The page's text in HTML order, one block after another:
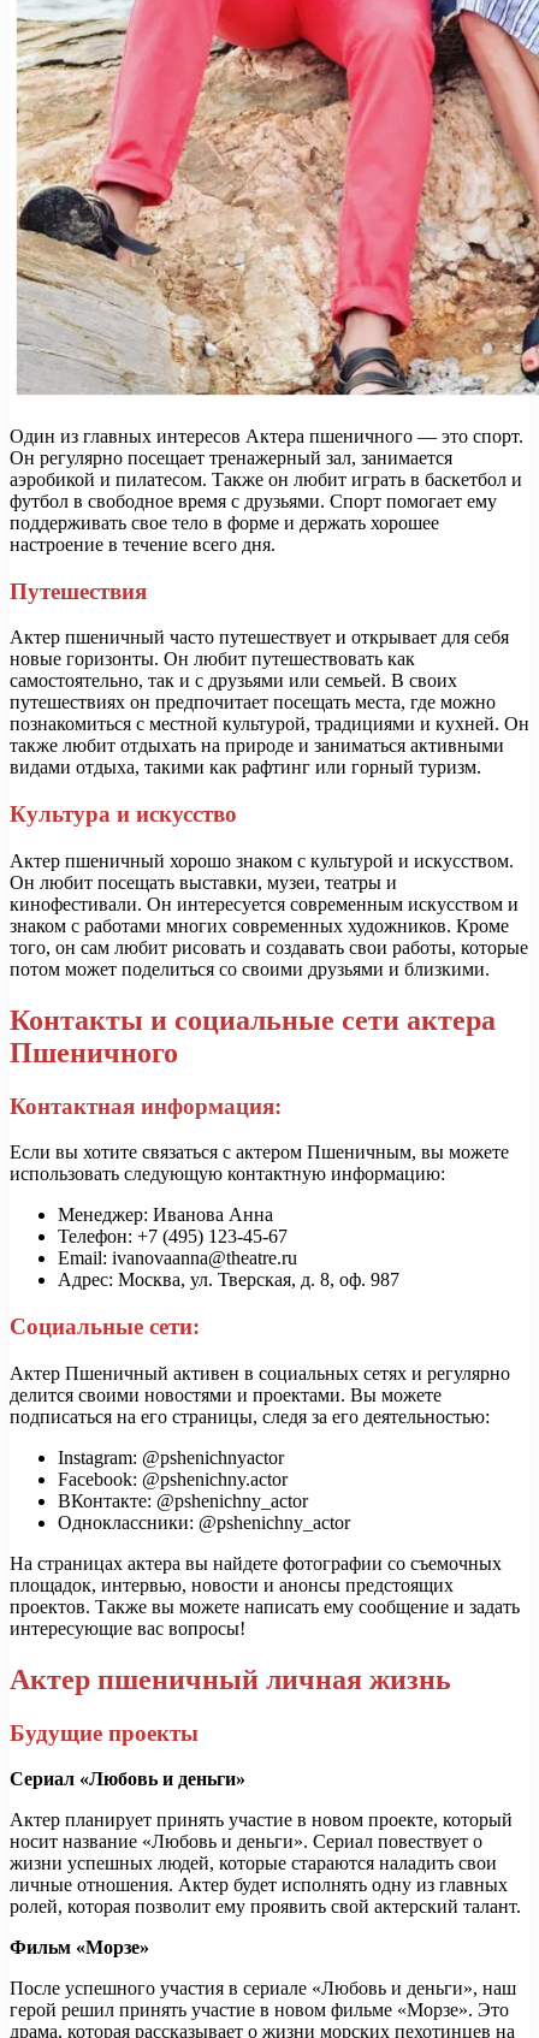
Один из главных интересов Актера пшеничного — это спорт.
Он регулярно посещает тренажерный зал, занимается
аэробикой и пилатесом. Также он любит играть в баскетбол и
футбол в свободное время с друзьями. Спорт помогает ему
поддерживать свое тело в форме и держать хорошее
настроение в течение всего дня.
Путешествия
Актер пшеничный часто путешествует и открывает для себя
новые горизонты. Он любит путешествовать как
самостоятельно, так и с друзьями или семьей. В своих
путешествиях он предпочитает посещать места, где можно
познакомиться с местной культурой, традициями и кухней. Он
также любит отдыхать на природе и заниматься активными
видами отдыха, такими как рафтинг или горный туризм.
Культура и искусство
Актер пшеничный хорошо знаком с культурой и искусством.
Он любит посещать выставки, музеи, театры и
кинофестивали. Он интересуется современным искусством и
знаком с работами многих современных художников. Кроме
того, он сам любит рисовать и создавать свои работы, которые
потом может поделиться со своими друзьями и близкими.
Контакты и социальные сети актера
Пшеничного
Контактная информация:
Если вы хотите связаться с актером Пшеничным, вы можете
использовать следующую контактную информацию:
Менеджер: Иванова Анна
Телефон: +7 (495) 123-45-67
Email: ivanovaanna@theatre.ru
Адрес: Москва, ул. Тверская, д. 8, оф. 987
Социальные сети:
Актер Пшеничный активен в социальных сетях и регулярно
делится своими новостями и проектами. Вы можете
подписаться на его страницы, следя за его деятельностью:
Instagram: @pshenichnyactor
Facebook: @pshenichny.actor
ВКонтакте: @pshenichny_actor
Одноклассники: @pshenichny_actor
На страницах актера вы найдете фотографии со съемочных
площадок, интервью, новости и анонсы предстоящих
проектов. Также вы можете написать ему сообщение и задать
интересующие вас вопросы!
Актер пшеничный личная жизнь
Будущие проекты
Сериал «Любовь и деньги»
Актер планирует принять участие в новом проекте, который
носит название «Любовь и деньги». Сериал повествует о
жизни успешных людей, которые стараются наладить свои
личные отношения. Актер будет исполнять одну из главных
ролей, которая позволит ему проявить свой актерский талант.
Фильм «Морзе»
После успешного участия в сериале «Любовь и деньги», наш
герой решил принять участие в новом фильме «Морзе». Это
драма, которая рассказывает о жизни морских пехотинцев на